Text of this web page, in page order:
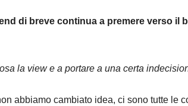
di breve continua a premere verso
la view e a portare a una certa
abbiamo cambiato idea, ci sono tutte le